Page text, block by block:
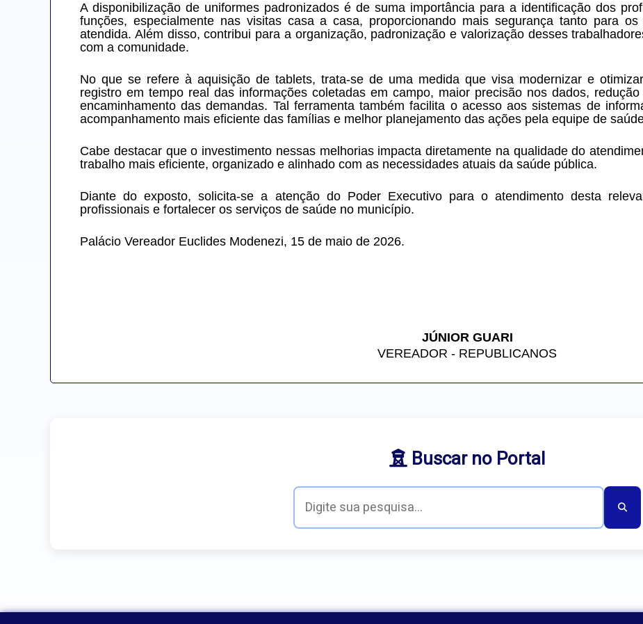
A disponibilização de uniformes padronizados é de suma importância para a identificação dos
funções, especialmente nas visitas casa a casa, proporcionando mais segurança tanto para
atendida. Além disso, contribui para a organização, padronização e valorização desses
com a comunidade.
No que se refere à aquisição de tablets, trata-se de uma medida que visa modernizar e
registro em tempo real das informações coletadas em campo, maior precisão nos dados,
encaminhamento das demandas. Tal ferramenta também facilita o acesso aos sistemas de
acompanhamento mais eficiente das famílias e melhor planejamento das ações pela equipe de
Cabe destacar que o investimento nessas melhorias impacta diretamente na qualidade do
trabalho mais eficiente, organizado e alinhado com as necessidades atuais da saúde pública.
Diante do exposto, solicita-se a atenção do Poder Executivo para o atendimento desta
profissionais e fortalecer os serviços de saúde no município.
Palácio Vereador Euclides Modenezi, 15 de maio de 2026.
JÚNIOR GUARI
VEREADOR - REPUBLICANOS
Buscar no Portal